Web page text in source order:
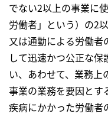
でない2以上の事業に
労働者」という）の2
又は通勤による労働
して迅速かつ公正な
い、あわせて、業務
事業の業務を要因とす
疾病にかかった労働者